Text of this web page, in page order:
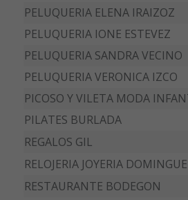
PELUQUERIA ELENA IRAIZOZ
PELUQUERIA IONE ESTEVEZ
PELUQUERIA SANDRA VECINO
PELUQUERIA VERONICA IZCO
PICOSO Y VILETA MODA
PILATES BURLADA
REGALOS GIL
RELOJERIA JOYERIA
RESTAURANTE BODEGON